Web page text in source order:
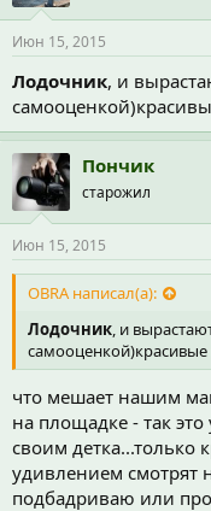
Июн 15, 2015
Лодочник, и
Пончик
старожил
Июн 15, 2015
OBRA написал(а):
Лодочник, и
что мешает нашим
на площадке - так
своим детка...только
удивлением смотрят
подбадриваю или